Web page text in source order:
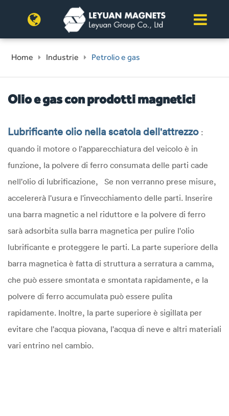
Home Industrie Petrolio e gas
Olio e gas con prodotti magnetici
Lubrificante olio nella scatola dell'attrezzo :
quando il motore o l'apparecchiatura del veicolo è in
funzione, la polvere di ferro consumata delle parti cade
nell'olio di lubrificazione, Se non verranno prese misure,
accelererà l'usura e l'invecchiamento delle parti. Inserire
una barra magnetic a nel riduttore e la polvere di ferro
sarà adsorbita sulla barra magnetica per pulire l'olio
lubrificante e proteggere le parti. La parte superiore della
barra magnetica è fatta di struttura a serratura a camma,
che può essere smontata e smontata rapidamente, e la
polvere di ferro accumulata può essere pulita
rapidamente. Inoltre, la parte superiore è sigillata per
evitare che l'acqua piovana, l'acqua di neve e altri materiali
vari entrino nel cambio.